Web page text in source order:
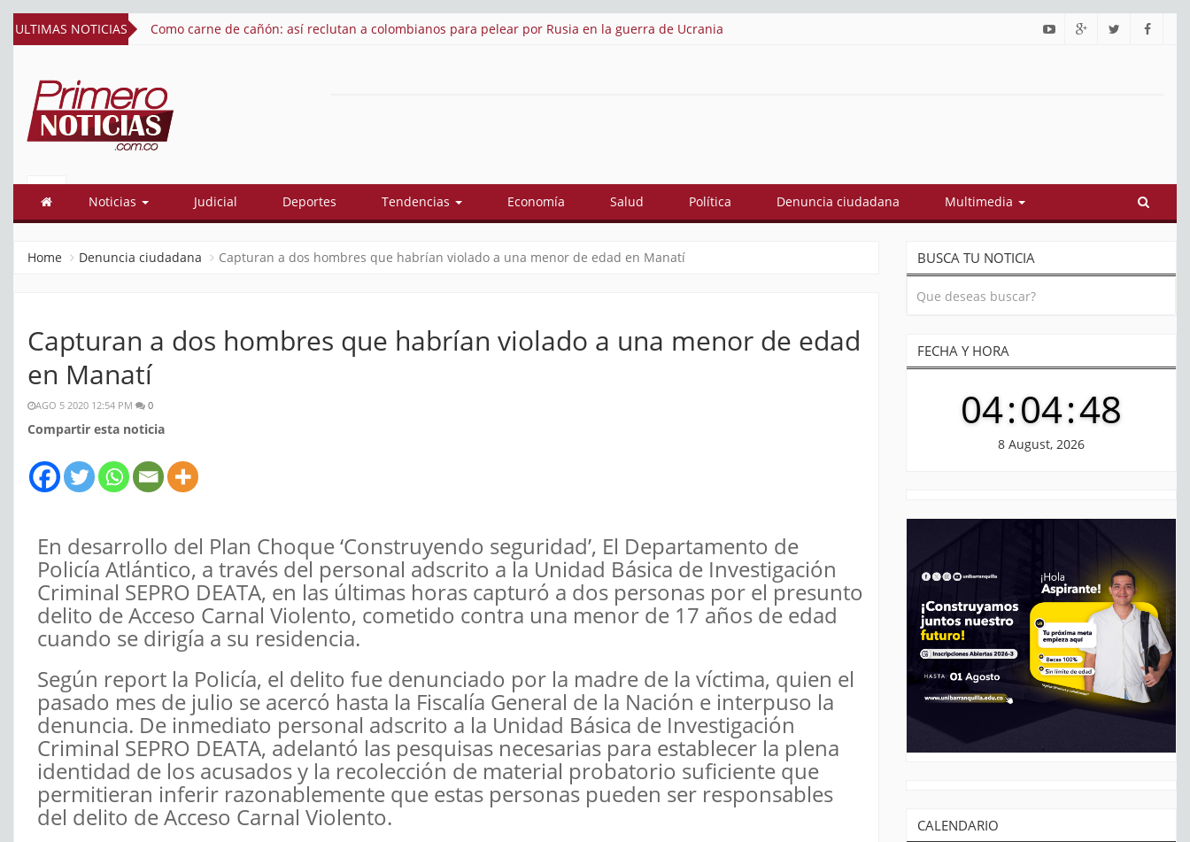
ULTIMAS NOTICIAS
de Ucrania Así quedó conformado el gabinete de Abelardo De La Espriella: estos son sus 18 ministros Cuestionan contratos por $3,2 billones adjudicados por gobierno
NOTICIAS
Noticias Judicial Deportes Tendencias Economía Salud Política Denuncia ciudadana Multimedia
Home Denuncia ciudadana Capturan a dos hombres que habrían violado a una menor de edad en Manatí
Capturan a dos hombres que habrían violado a una menor de edad
en Manatí
AGO 5 2020 12:54 PM 0
Compartir esta noticia
En desarrollo del Plan Choque ‘Construyendo seguridad’, El Departamento de
Policía Atlántico, a través del personal adscrito a la Unidad Básica de Investigación
Criminal SEPRO DEATA, en las últimas horas capturó a dos personas por el presunto
delito de Acceso Carnal Violento, cometido contra una menor de 17 años de edad
cuando se dirigía a su residencia.
Según report la Policía, el delito fue denunciado por la madre de la víctima, quien el
pasado mes de julio se acercó hasta la Fiscalía General de la Nación e interpuso la
denuncia. De inmediato personal adscrito a la Unidad Básica de Investigación
Criminal SEPRO DEATA, adelantó las pesquisas necesarias para establecer la plena
identidad de los acusados y la recolección de material probatorio suficiente que
permitieran inferir razonablemente que estas personas pueden ser responsables
del delito de Acceso Carnal Violento.
BUSCA TU NOTICIA
FECHA Y HORA
04:04:49
8 August, 2026
CALENDARIO